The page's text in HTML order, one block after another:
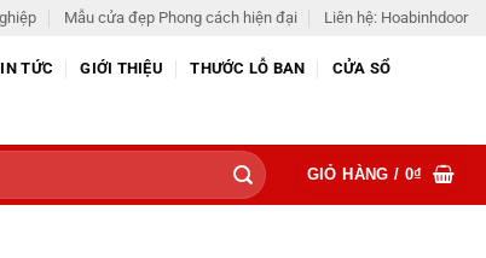
Mẫu cửa đẹp Phong cách hiện đại Liên hệ: Hoabinhdoor
TỨC GIỚI THIỆU THƯỚC LỖ BAN CỬA SỔ
GIỎ HÀNG / 0₫